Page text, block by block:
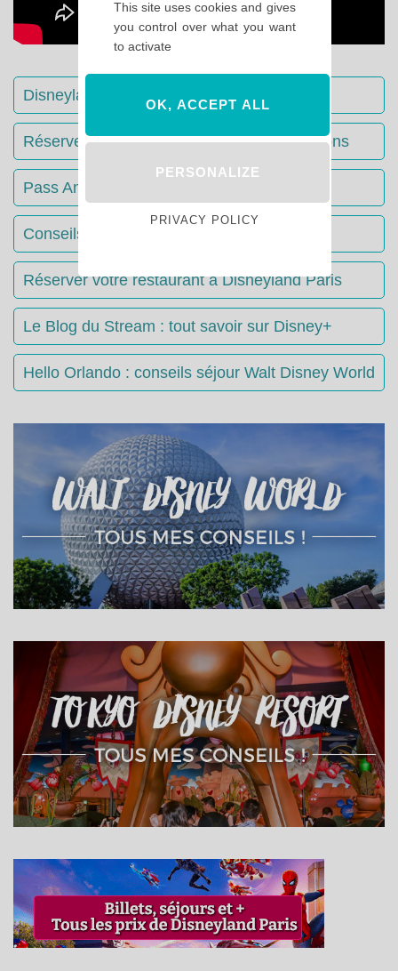
Disneyland Paris : Le guide complet
Réserver votre séjour : toutes les informations
Pass Annuels Disney : informations
Conseils & Astuces Disneyland Paris
Réserver votre restaurant à Disneyland Paris
Le Blog du Stream : tout savoir sur Disney+
Hello Orlando : conseils séjour Walt Disney World
This site uses cookies and gives
you control over what you want
to activate
OK, ACCEPT ALL
PERSONALIZE
PRIVACY POLICY